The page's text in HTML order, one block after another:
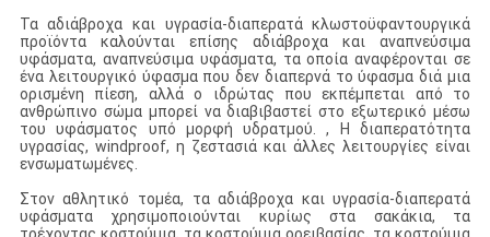
Τα αδιάβροχα και υγρασία-διαπερατά κλωστοϋφαντουργικά
προϊόντα καλούνται επίσης αδιάβροχα και αναπνεύσιμα
υφάσματα, αναπνεύσιμα υφάσματα, τα οποία αναφέρονται σε
ένα λειτουργικό ύφασμα που δεν διαπερνά το ύφασμα διά μια
ορισμένη πίεση, αλλά ο ιδρώτας που εκπέμπεται από το
ανθρώπινο σώμα μπορεί να διαβιβαστεί στο εξωτερικό μέσω
του υφάσματος υπό μορφή υδρατμού. , Η διαπερατότητα
υγρασίας, windproof, η ζεστασιά και άλλες λειτουργίες είναι
ενσωματωμένες.
Στον αθλητικό τομέα, τα αδιάβροχα και υγρασία-διαπερατά
υφάσματα χρησιμοποιούνται κυρίως στα σακάκια, τα